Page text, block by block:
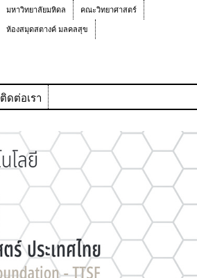
มหาวิทยาลัยมหิดล คณะวิทยาศาสตร์
ห้องสมุดสตางค์ มลคลสุข
ติดต่อเรา